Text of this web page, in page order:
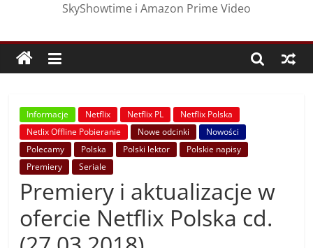
SkyShowtime i Amazon Prime Video
Informacje Netflix Netflix PL
Netflix Polska
Netlix Offline Pobieranie
Nowe odcinki
Nowości
Polecamy
Polska Polski lektor
Polskie napisy
Premiery
Seriale
Premiery i aktualizacje w
ofercie Netflix Polska cd.